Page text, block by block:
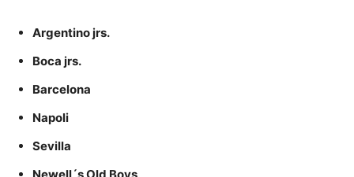
Argentino jrs.
Boca jrs.
Barcelona
Napoli
Sevilla